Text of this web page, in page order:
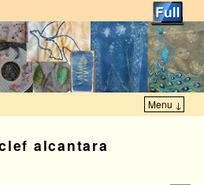
Menu ↓
alcantara